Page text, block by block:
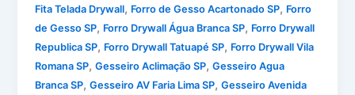
Fita Telada Drywall, Forro de Gesso Acartonado SP, Forro
de Gesso SP, Forro Drywall Água Branca SP, Forro Drywall
Republica SP, Forro Drywall Tatuapé SP, Forro Drywall Vila
Romana SP,Gesseiro Aclimação SP,Gesseiro Agua
Branca SP,Gesseiro AV Faria Lima SP,Gesseiro Avenida